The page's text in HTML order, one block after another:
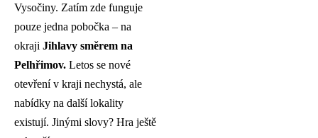
Vysočiny. Zatím zde funguje
pouze jedna pobočka – na
okraji Jihlavy směrem na
Pelhřimov. Letos se nové
otevření v kraji nechystá, ale
nabídky na další lokality
existují. Jinými slovy? Hra ještě